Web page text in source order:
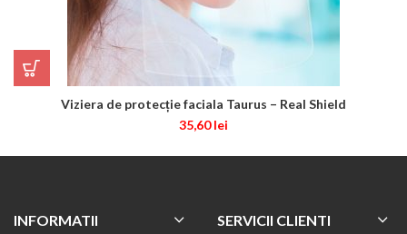
Viziera de protecție faciala Taurus – Real Shield
35,60lei
INFORMATII SERVICII CLIENTI